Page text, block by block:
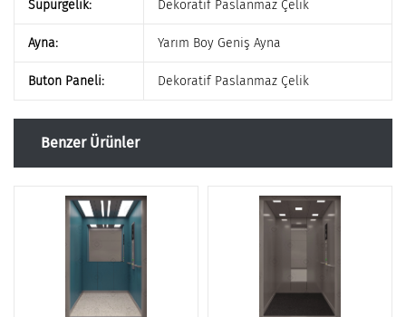
Süpürgelik: Dekoratif Paslanmaz Çelik
Ayna: Yarım Boy Geniş Ayna
Buton Paneli: Dekoratif Paslanmaz Çelik
Benzer Ürünler